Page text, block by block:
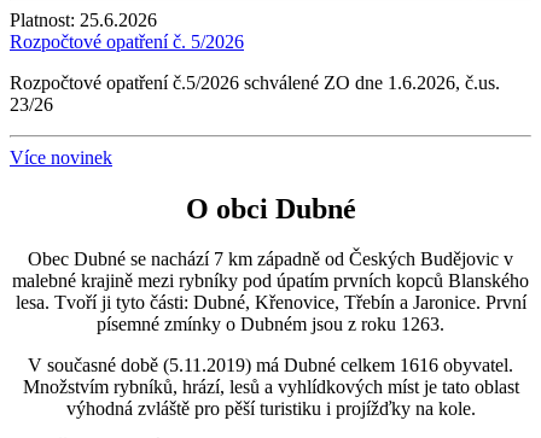
Platnost: 25.6.2026
Rozpočtové opatření č. 5/2026
Rozpočtové opatření č.5/2026 schválené ZO dne 1.6.2026, č.us.
23/26
Více novinek
O obci Dubné
Obec Dubné se nachází 7 km západně od Českých Budějovic v
malebné krajině mezi rybníky pod úpatím prvních kopců Blanského
lesa. Tvoří ji tyto části: Dubné, Křenovice, Třebín a Jaronice. První
písemné zmínky o Dubném jsou z roku 1263.
V současné době (5.11.2019) má Dubné celkem 1616 obyvatel.
Množstvím rybníků, hrází, lesů a vyhlídkových míst je tato oblast
výhodná zvláště pro pěší turistiku i projížďky na kole.